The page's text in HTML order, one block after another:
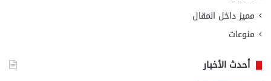
مميز داخل المقال
منوعات
أحدث الأخبار